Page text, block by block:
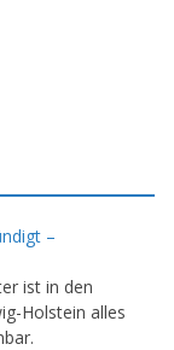
–
ist in den
Holstein alles